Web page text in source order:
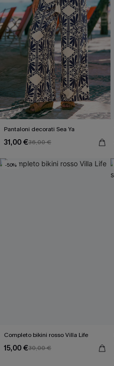
Pantaloni decorati Sea Ya
31,00 €36,00 €
-50%
Completo bikini rosso Villa Life
15,00 €30,00 €